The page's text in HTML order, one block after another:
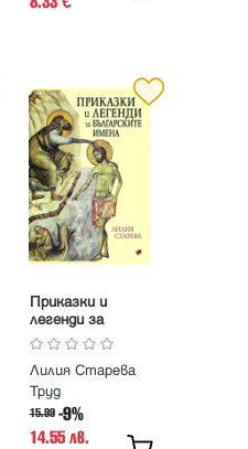
Приказки и
легенди за
българските
имена
Лилия Старева
Труд
15.99 -9%
14.55 лв.